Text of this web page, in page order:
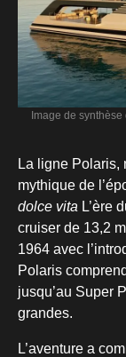
Image de
La ligne Polaris,
mythique de
dolce vita L’ère
cruiser de 13,2
1964 avec
Polaris
jusqu’au Super
grandes.
L’aventure a